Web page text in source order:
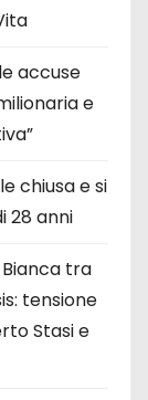
accuse
e
chiusa e si
28 anni
tra
tensione
Stasi e